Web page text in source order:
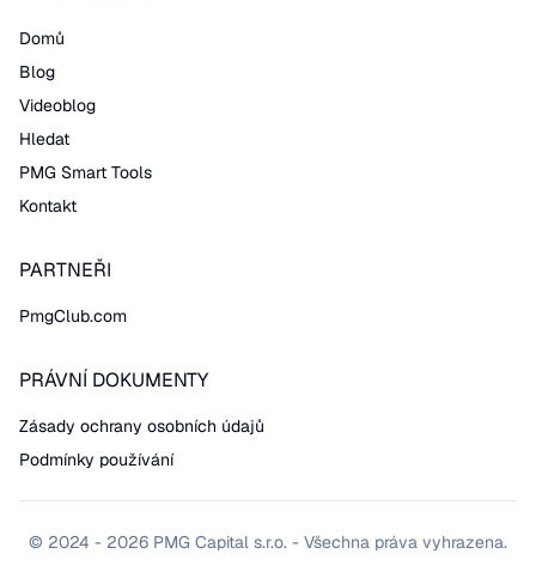
Domů
Blog
Videoblog
Hledat
PMG Smart Tools
Kontakt
PARTNEŘI
PmgClub.com
PRÁVNÍ DOKUMENTY
Zásady ochrany osobních údajů
Podmínky používání
© 2024 - 2026 PMG Capital s.r.o. - Všechna práva vyhrazena.